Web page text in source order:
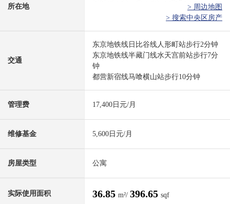
所在地
> 周边地图
> 搜索中央区房产
交通
东京地铁线日比谷线人形町站步行2分钟
东京地铁线半藏门线水天宫前站步行7分
钟
都营新宿线马喰横山站步行10分钟
管理费 17,400日元/月
维修基金 5,600日元/月
房屋类型 公寓
实际使用面积 36.85 m²/ 396.65 sqf